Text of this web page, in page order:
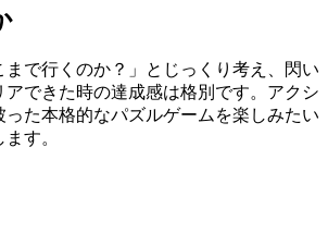
まで行くのか？」とじっくり考え、閃い
アできた時の達成感は格別です。アクシ
った本格的なパズルゲームを楽しみたい
す。